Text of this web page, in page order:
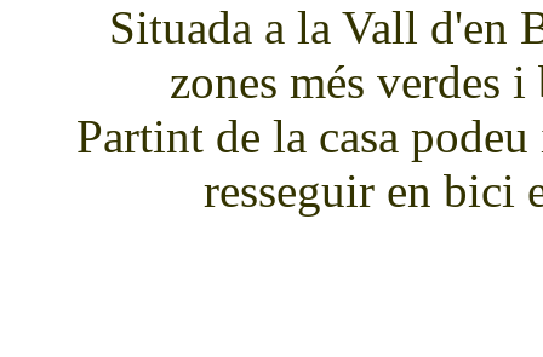
Situada a la Vall d'en
zones més verdes
Partint de la casa
resseguir en bici